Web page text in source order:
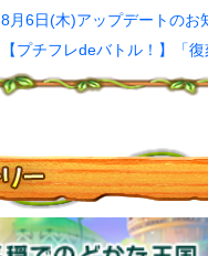
8月6日(木)アップデートのお
【プチフレdeバトル！】「